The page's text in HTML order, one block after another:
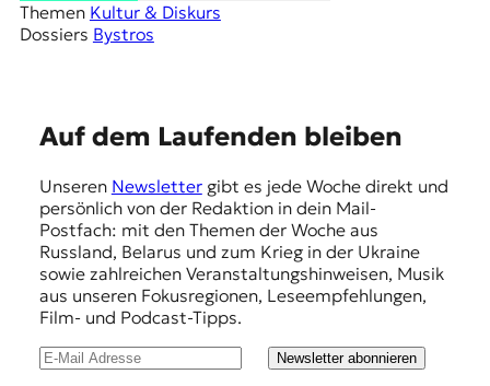
Themen Kultur & Diskurs
Dossiers Bystros
Auf dem Laufenden bleiben
Unseren Newslettergibt es jede Woche direkt und
persönlich von der Redaktion in dein Mail-
Postfach: mit den Themen der Woche aus
Russland, Belarus und zum Krieg in der Ukraine
sowie zahlreichen Veranstaltungshinweisen, Musik
aus unseren Fokusregionen, Leseempfehlungen,
Film- und Podcast-Tipps.
Newsletter abonnieren